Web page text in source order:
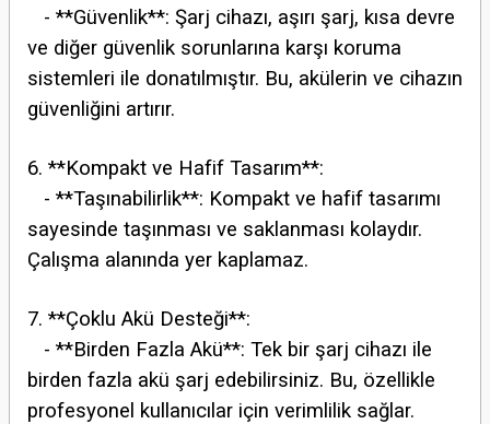
- **Güvenlik**: Şarj cihazı, aşırı şarj, kısa devre
ve diğer güvenlik sorunlarına karşı koruma
sistemleri ile donatılmıştır. Bu, akülerin ve cihazın
güvenliğini artırır.
6. **Kompakt ve Hafif Tasarım**:
- **Taşınabilirlik**: Kompakt ve hafif tasarımı
sayesinde taşınması ve saklanması kolaydır.
Çalışma alanında yer kaplamaz.
7. **Çoklu Akü Desteği**:
- **Birden Fazla Akü**: Tek bir şarj cihazı ile
birden fazla akü şarj edebilirsiniz. Bu, özellikle
profesyonel kullanıcılar için verimlilik sağlar.